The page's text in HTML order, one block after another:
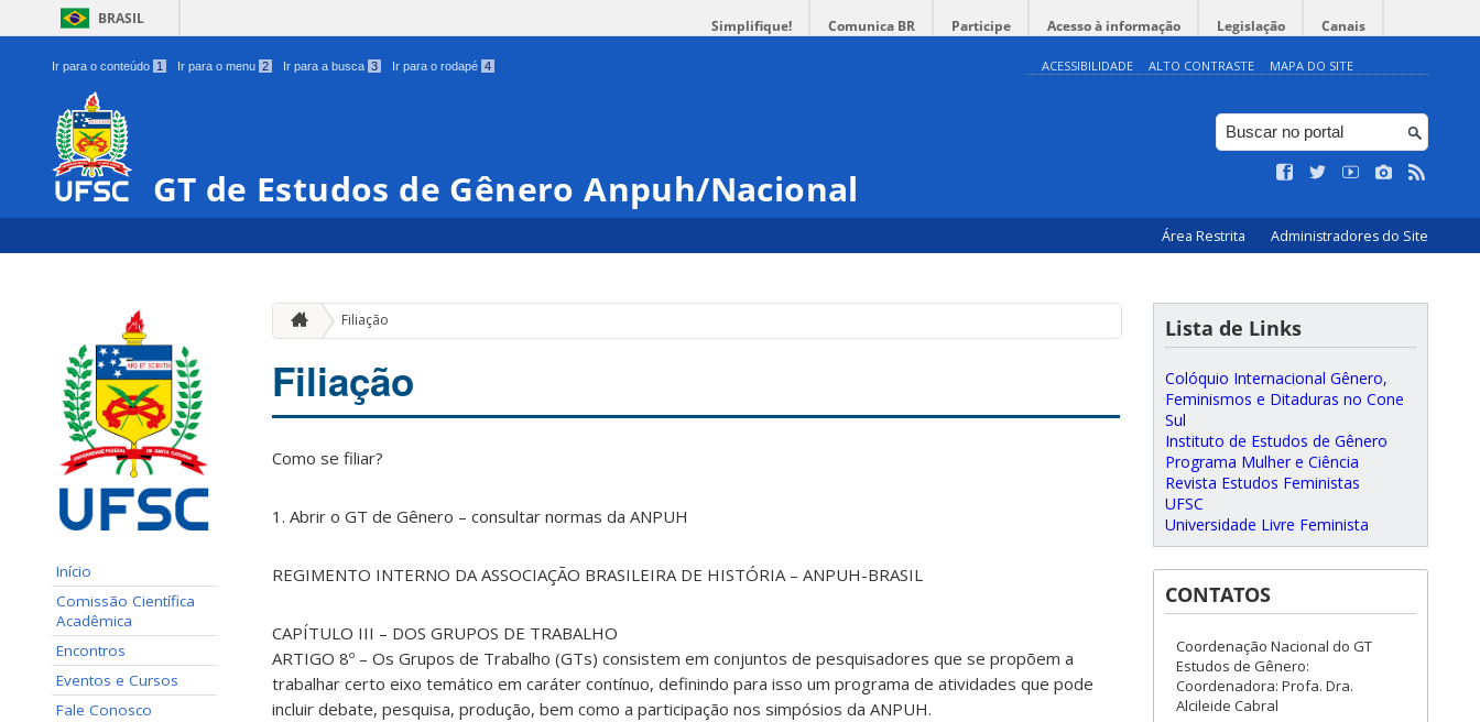
BRASIL Simplifique! Comunica BR Participe Acesso à informação Legislação Canais
Ir para o conteúdo 1 Ir para o menu 2 Ir para a busca 3 Ir para o rodapé 4 ACESSIBILIDADE ALTO CONTRASTE MAPA DO SITE
GT de Estudos de Gênero Anpuh/Nacional
Área Restrita Administradores do Site
Início
Comissão Científica
Acadêmica
Encontros
Eventos e Cursos
Fale Conosco
Filiação
Filiação
Como se filiar?
1. Abrir o GT de Gênero – consultar normas da ANPUH
REGIMENTO INTERNO DA ASSOCIAÇÃO BRASILEIRA DE HISTÓRIA – ANPUH-BRASIL
CAPÍTULO III – DOS GRUPOS DE TRABALHO
ARTIGO 8º – Os Grupos de Trabalho (GTs) consistem em conjuntos de pesquisadores que se propõem a
trabalhar certo eixo temático em caráter contínuo, definindo para isso um programa de atividades que pode
incluir debate, pesquisa, produção, bem como a participação nos simpósios da ANPUH.
Lista de Links
Colóquio Internacional Gênero,
Feminismos e Ditaduras no Cone
Sul
Instituto de Estudos de Gênero
Programa Mulher e Ciência
Revista Estudos Feministas
UFSC
Universidade Livre Feminista
CONTATOS
Coordenação Nacional do GT
Estudos de Gênero:
Coordenadora: Profa. Dra.
Alcileide Cabral